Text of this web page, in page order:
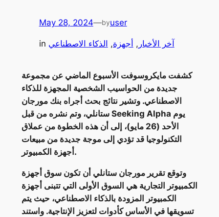
May 28, 2024—byuser
in آخر الأخبار , أجهزة, الذكاء الاصطناعي
كشفت مايكروسوفت الأسبوع الماضي عن مجموعة
جديدة من الحواسيب الشخصية المجهزة للذكاء
الاصطناعي. وتشير نتائج بحث أجراه بنك مورجان
ستانلي، وتم نشره من قبل Seeking Alpha يوم
الأحد (26 مايو)، إلى أن هذه الخطوة من عملاق
التكنولوجيا قد تؤدي إلى موجة جديدة من مبيعات
أجهزة الكمبيوتر.
وتوقع تقرير مورجان ستانلي أن تكون سوق أجهزة
الكمبيوتر التجارية هي السوق الأولى التي تتبنى أجهزة
الكمبيوتر المزودة بالذكاء الاصطناعي، حيث يتم
تسويقها في الأساس كأدوات لتعزيز الإنتاجية. واستند